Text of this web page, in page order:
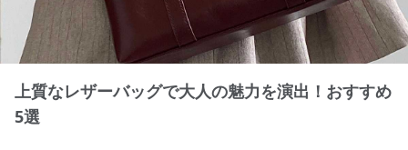
上質なレザーバッグで大人の魅力を演出！おすすめ
5選